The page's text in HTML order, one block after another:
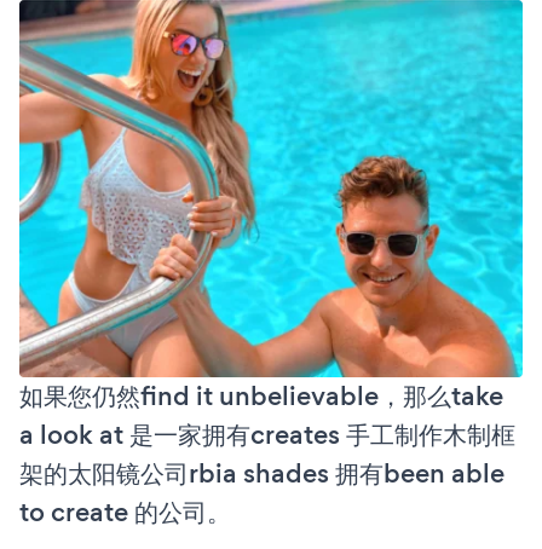
如果您仍然find it unbelievable，那么take
a look at 是一家拥有creates 手工制作木制框
架的太阳镜公司rbia shades 拥有been able
to create 的公司。